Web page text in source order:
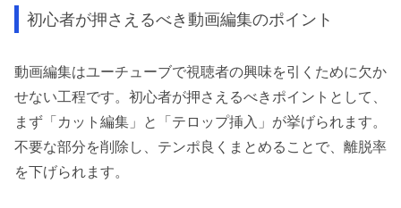
初心者が押さえるべき動画編集のポイント
動画編集はユーチューブで視聴者の興味を引くために欠か
せない工程です。初心者が押さえるべきポイントとして、
まず「カット編集」と「テロップ挿入」が挙げられます。
不要な部分を削除し、テンポ良くまとめることで、離脱率
を下げられます。